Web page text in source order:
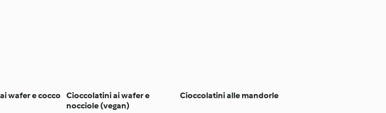
wafer e cocco
Cioccolatini ai wafer e
nocciole (vegan)
Cioccolatini alle mandorle